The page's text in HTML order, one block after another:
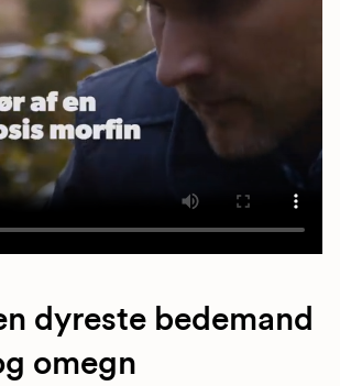
dyreste bedemand
omegn